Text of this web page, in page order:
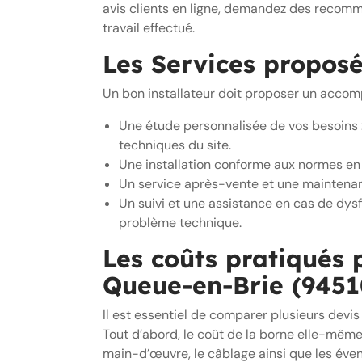
avis clients en ligne, demandez des
travail effectué.
Les Services
Un bon installateur doit proposer un
Une étude personnalisée de vos
techniques du site.
Une installation conforme aux normes
Un service après-vente et une
Un suivi et une assistance en cas de
problème technique.
Les coûts pratiqués
Queue-en-Brie
Il est essentiel de comparer plusieurs
Tout d’abord, le coût de la borne elle-
main-d’œuvre, le câblage ainsi que les